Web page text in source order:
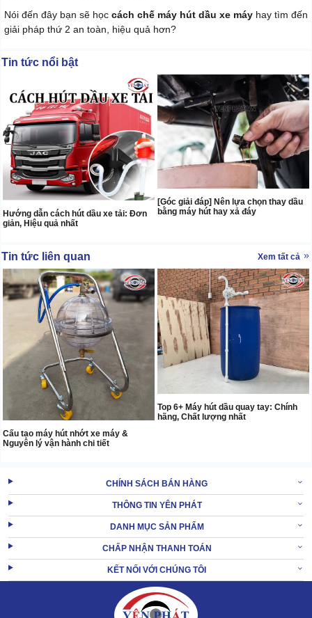
Nói đến đây bạn sẽ học cách chế máy hút dầu xe máy hay tìm đến
giải pháp thứ 2 an toàn, hiệu quả hơn?
Tin tức nổi bật
Hướng dẫn cách hút dầu xe tải: Đơn
giản, Hiệu quả nhất
[Góc giải đáp] Nên lựa chọn thay dầu
bằng máy hút hay xả đáy
Tin tức liên quan Xem tất cả
Cấu tạo máy hút nhớt xe máy &
Nguyên lý vận hành chi tiết
Top 6+ Máy hút dầu quay tay: Chính
hãng, Chất lượng nhất
CHÍNH SÁCH BÁN HÀNG
THÔNG TIN YÊN PHÁT
DANH MỤC SẢN PHẨM
CHẤP NHẬN THANH TOÁN
KẾT NỐI VỚI CHÚNG TÔI